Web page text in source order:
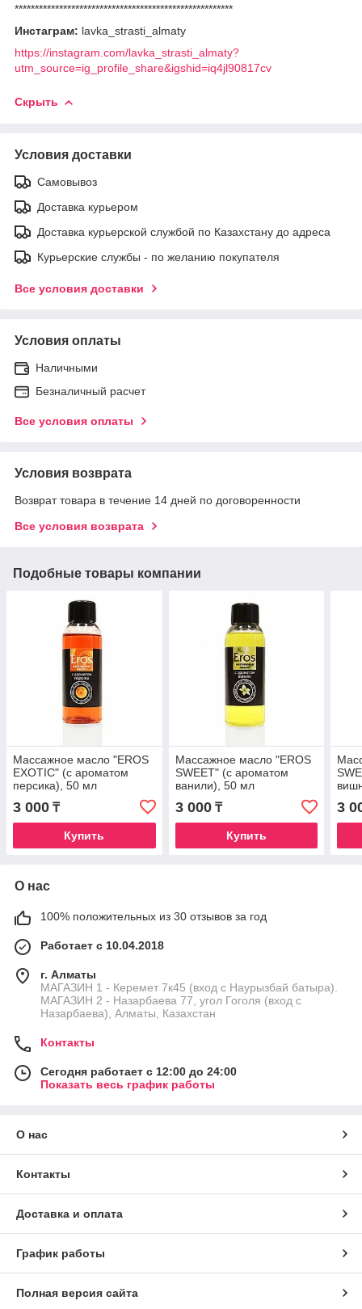
******************************************************
Инстаграм: lavka_strasti_almaty
https://instagram.com/lavka_strasti_almaty?
utm_source=ig_profile_share&igshid=iq4jl90817cv
Скрыть
Условия доставки
Самовывоз
Доставка курьером
Доставка курьерской службой по Казахстану до адреса
Курьерские службы - по желанию покупателя
Все условия доставки
Условия оплаты
Наличными
Безналичный расчет
Все условия оплаты
Условия возврата
Возврат товара в течение 14 дней по договоренности
Все условия возврата
Подобные товары компании
Массажное масло "EROS
EXOTIC" (с ароматом
персика), 50 мл
3 000 ₸
Купить
Массажное масло "EROS
SWEET" (с ароматом
ванили), 50 мл
3 000₸
Купить
3
О нас
100% положительных из 30 отзывов за год
Работает с 10.04.2018
г. Алматы
МАГАЗИН 1 - Керемет 7к45 (вход с Наурызбай батыра).
МАГАЗИН 2 - Назарбаева 77, угол Гоголя (вход с
Назарбаева), Алматы, Казахстан
Контакты
Сегодня работает с 12:00 до 24:00
Показать весь график работы
О нас
Контакты
Доставка и оплата
График работы
Полная версия сайта